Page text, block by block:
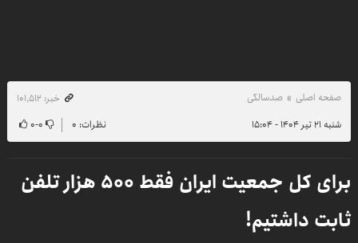
صفحه اصلی صدسالگی
خبر: ۱۰۱٬۵۱۲
شنبه ۲۱ تیر ۱۴۰۴ - ۱۵:۰۴
نظرات: ۰ ۰-۰
برای کل جمعیت ایران فقط ۵۰۰ هزار تلفن
ثابت داشتیم!